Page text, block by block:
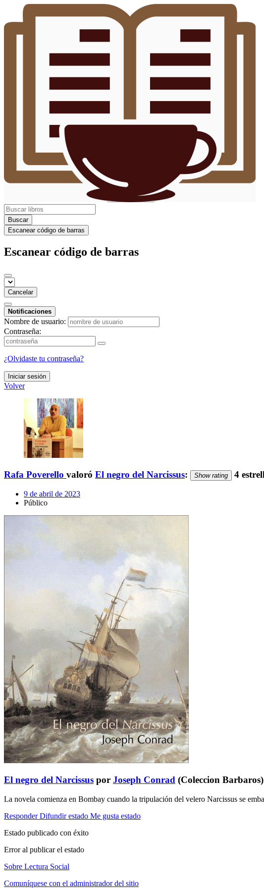
Buscar
Escanear código de barras
Escanear código de barras
Cancelar
Notificaciones
Nombre de usuario:
Contraseña:
¿Olvidaste tu contraseña?
Iniciar sesión
Volver
Rafa Poverello valoró El negro del Narcissus: Show rating 4
9 de abril de 2023
Público
El negro del Narcissus por Joseph Conrad (Coleccion Barbaros)
La novela comienza en Bombay cuando la tripulación del velero Narcissus se
Responder Difundir estado Me gusta estado
Estado publicado con éxito
Error al publicar el estado
Sobre Lectura Social
Comuníquese con el administrador del sitio